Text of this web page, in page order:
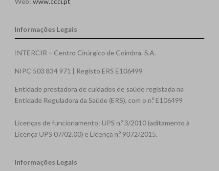
Informações Legais
INTERCIR – Centro Cirúrgico de Coimbra, S.A.
NIPC 503 834 971 | Registo ERS E106499
Entidade prestadora de cuidados de saúde registada na
Entidade Reguladora da Saúde (ERS), com o n.º E106499
Licenças de funcionamento: UPS n.º 3/2010 (aditamento à
Licença UPS 07/02.00) e Licença n.º 9072/2015.
Informações Legais